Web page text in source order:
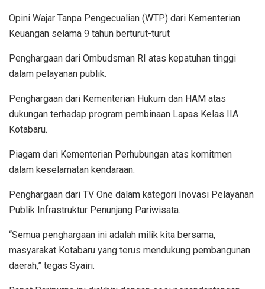
Opini Wajar Tanpa Pengecualian (WTP) dari Kementerian
Keuangan selama 9 tahun berturut-turut
Penghargaan dari Ombudsman RI atas kepatuhan tinggi
dalam pelayanan publik.
Penghargaan dari Kementerian Hukum dan HAM atas
dukungan terhadap program pembinaan Lapas Kelas IIA
Kotabaru.
Piagam dari Kementerian Perhubungan atas komitmen
dalam keselamatan kendaraan.
Penghargaan dari TV One dalam kategori Inovasi Pelayanan
Publik Infrastruktur Penunjang Pariwisata.
“Semua penghargaan ini adalah milik kita bersama,
masyarakat Kotabaru yang terus mendukung pembangunan
daerah,” tegas Syairi.